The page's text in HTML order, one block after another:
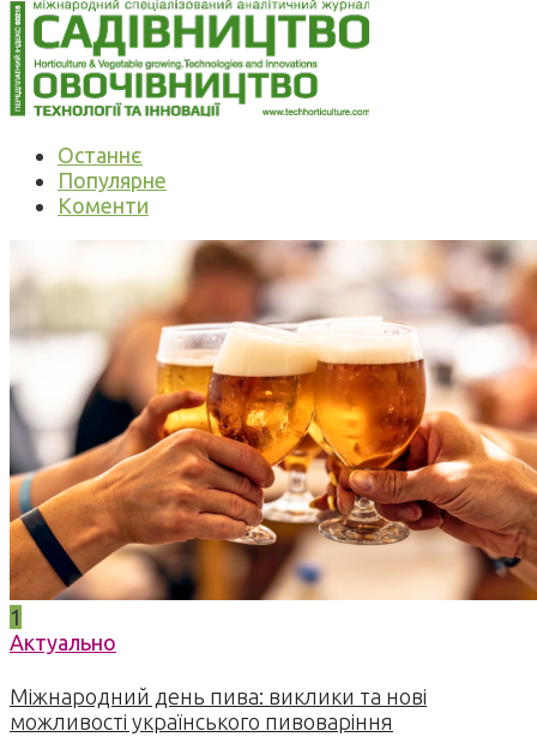
Останнє
Популярне
Коменти
1
Актуально
Міжнародний день пива: виклики та нові
можливості українського пивоваріння